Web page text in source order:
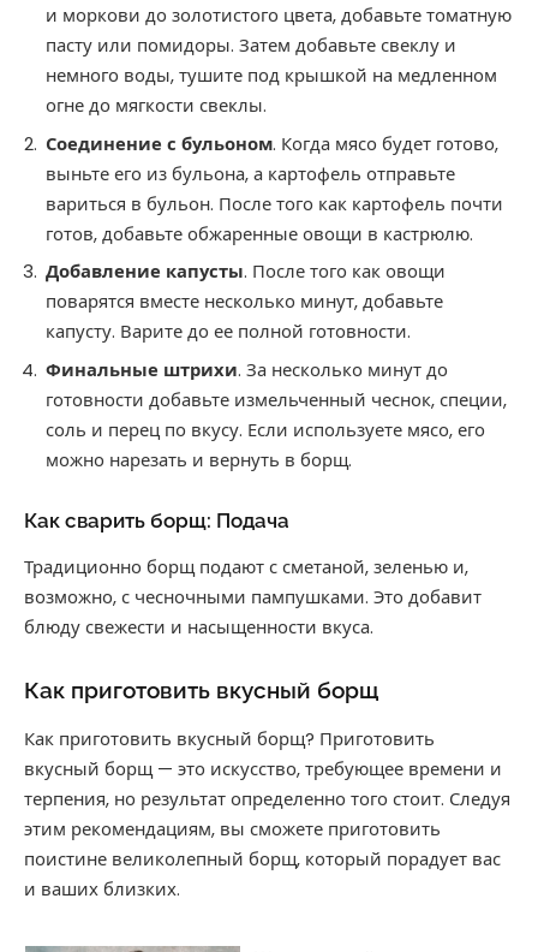
и моркови до золотистого цвета, добавьте томатную
пасту или помидоры. Затем добавьте свеклу и
немного воды, тушите под крышкой на медленном
огне до мягкости свеклы.
Соединение с бульоном. Когда мясо будет готово,
выньте его из бульона, а картофель отправьте
вариться в бульон. После того как картофель почти
готов, добавьте обжаренные овощи в кастрюлю.
Добавление капусты. После того как овощи
поварятся вместе несколько минут, добавьте
капусту. Варите до ее полной готовности.
Финальные штрихи. За несколько минут до
готовности добавьте измельченный чеснок, специи,
соль и перец по вкусу. Если используете мясо, его
можно нарезать и вернуть в борщ.
Как сварить борщ: Подача
Традиционно борщ подают с сметаной, зеленью и,
возможно, с чесночными пампушками. Это добавит
блюду свежести и насыщенности вкуса.
Как приготовить вкусный борщ
Как приготовить вкусный борщ? Приготовить
вкусный борщ — это искусство, требующее времени и
терпения, но результат определенно того стоит. Следуя
этим рекомендациям, вы сможете приготовить
поистине великолепный борщ, который порадует вас
и ваших близких.